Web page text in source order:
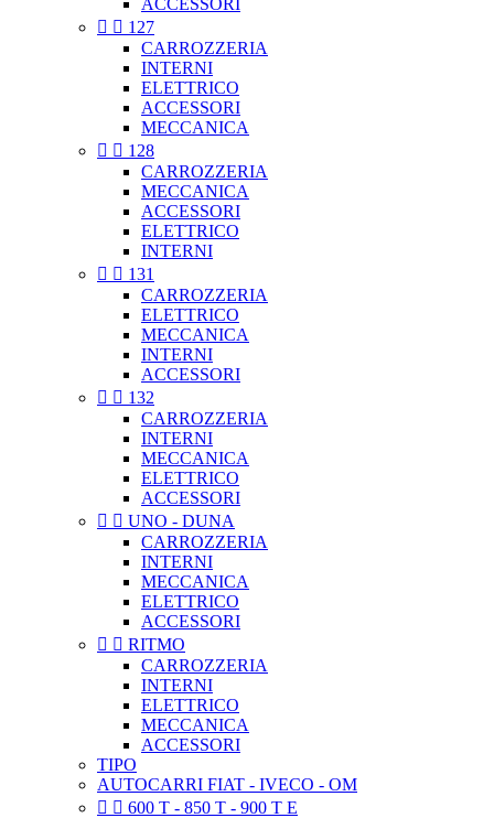
ACCESSORI
  127
CARROZZERIA
INTERNI
ELETTRICO
ACCESSORI
MECCANICA
  128
CARROZZERIA
MECCANICA
ACCESSORI
ELETTRICO
INTERNI
  131
CARROZZERIA
ELETTRICO
MECCANICA
INTERNI
ACCESSORI
  132
CARROZZERIA
INTERNI
MECCANICA
ELETTRICO
ACCESSORI
  UNO - DUNA
CARROZZERIA
INTERNI
MECCANICA
ELETTRICO
ACCESSORI
  RITMO
CARROZZERIA
INTERNI
ELETTRICO
MECCANICA
ACCESSORI
TIPO
AUTOCARRI FIAT - IVECO - OM
  600 T - 850 T - 900 T E